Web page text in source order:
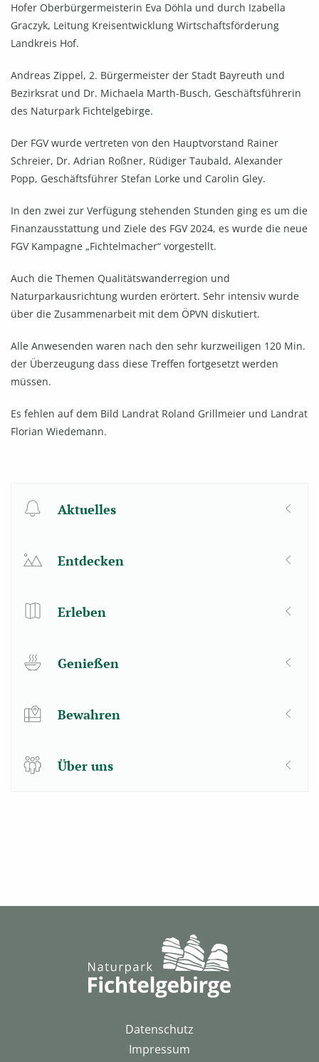
Hofer Oberbürgermeisterin Eva Döhla und durch Izabella
Graczyk, Leitung Kreisentwicklung Wirtschaftsförderung
Landkreis Hof.
Andreas Zippel, 2. Bürgermeister der Stadt Bayreuth und
Bezirksrat und Dr. Michaela Marth-Busch, Geschäftsführerin
des Naturpark Fichtelgebirge.
Der FGV wurde vertreten von den Hauptvorstand Rainer
Schreier, Dr. Adrian Roßner, Rüdiger Taubald, Alexander
Popp, Geschäftsführer Stefan Lorke und Carolin Gley.
In den zwei zur Verfügung stehenden Stunden ging es um die
Finanzausstattung und Ziele des FGV 2024, es wurde die neue
FGV Kampagne „Fichtelmacher“ vorgestellt.
Auch die Themen Qualitätswanderregion und
Naturparkausrichtung wurden erörtert. Sehr intensiv wurde
über die Zusammenarbeit mit dem ÖPVN diskutiert.
Alle Anwesenden waren nach den sehr kurzweiligen 120 Min.
der Überzeugung dass diese Treffen fortgesetzt werden
müssen.
Es fehlen auf dem Bild Landrat Roland Grillmeier und Landrat
Florian Wiedemann.
Aktuelles
Entdecken
Erleben
Genießen
Bewahren
Über uns
Datenschutz
Impressum